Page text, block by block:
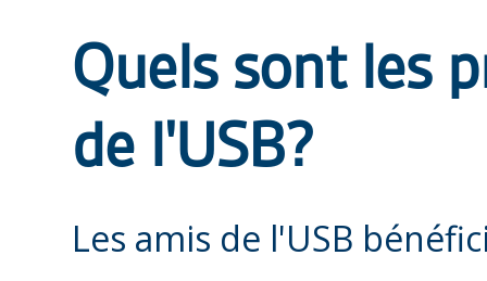
Quels sont les
de l'USB?
Les amis de l'USB